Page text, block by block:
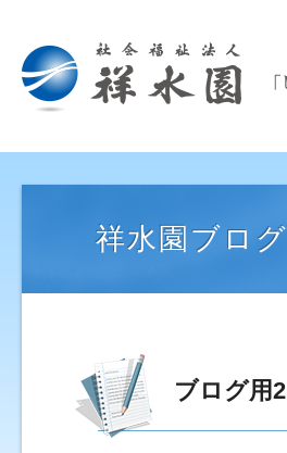
祥水園ブログ
ブログ用2